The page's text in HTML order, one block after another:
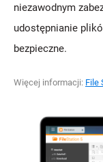
niezawodnym
udostępnianie
bezpieczne.
Więcej informacji: File